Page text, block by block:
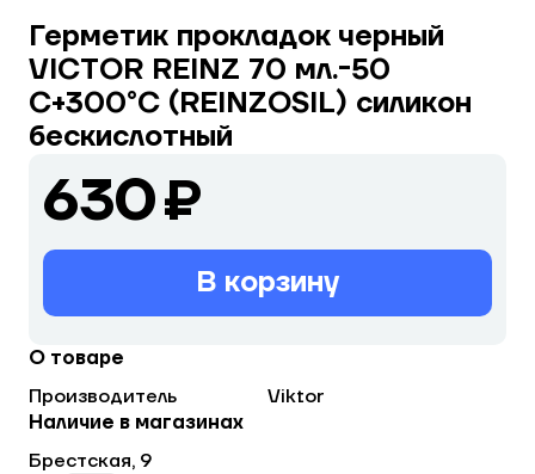
Герметик прокладок черный
VICTOR REINZ 70 мл.-50
С+300°С (REINZOSIL) силикон
бескислотный
630 ₽
В корзину
О товаре
Производитель
Viktor
Наличие в магазинах
Брестская, 9